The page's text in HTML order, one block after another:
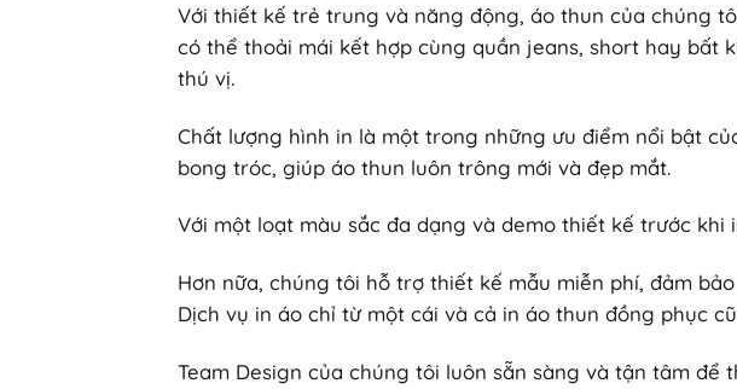
Với thiết kế trẻ trung và năng động, áo thun của chúng
có thể thoải mái kết hợp cùng quần jeans, short hay bất
thú vị.
Chất lượng hình in là một trong những ưu điểm nổi bật
bong tróc, giúp áo thun luôn trông mới và đẹp mắt.
Với một loạt màu sắc đa dạng và demo thiết kế trước
Hơn nữa, chúng tôi hỗ trợ thiết kế mẫu miễn phí, đảm
Dịch vụ in áo chỉ từ một cái và cả in áo thun đồng phục
Team Design của chúng tôi luôn sẵn sàng và tận tâm